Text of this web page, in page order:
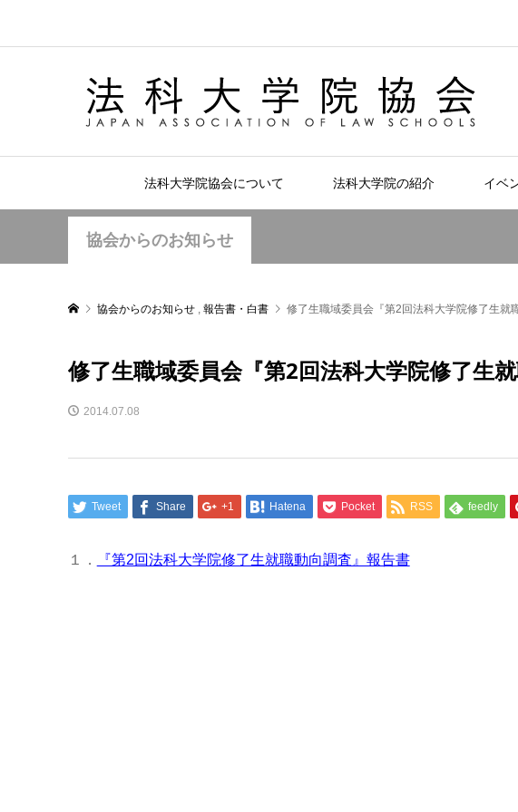
法科大学院協会について 法科大学院の紹介 イベ
協会からのお知らせ
協会からのお知らせ , 報告書・白書 修了生職域委員会『第2回法科大学院修了生就
修了生職域委員会『第2回法科大学院修了生
2014.07.08
Tweet Share +1 Hatena Pocket RSS feedly
１． 『第2回法科大学院修了生就職動向調査』報告書